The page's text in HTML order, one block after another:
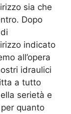
sia che
Dopo
indicato
all’opera
idraulici
a tutto
serietà e
quanto